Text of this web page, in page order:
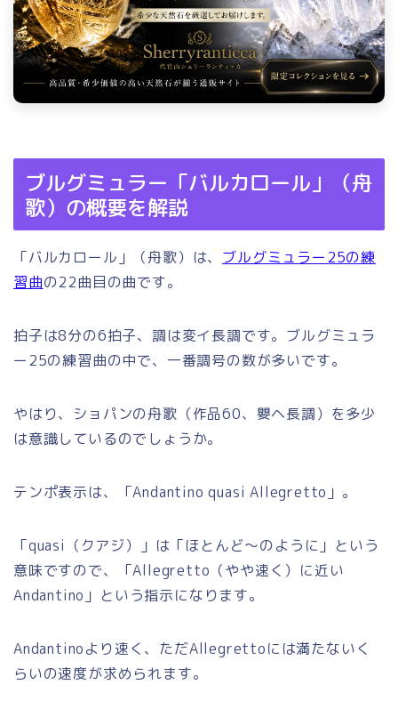
ブルグミュラー「バルカロール」（舟
歌）の概要を解説
「バルカロール」（舟歌）は、 ブルグミュラー25の練
習曲の22曲目の曲です。
拍子は8分の6拍子、調は変イ長調です。ブルグミュラ
ー25の練習曲の中で、一番調号の数が多いです。
やはり、ショパンの舟歌（作品60、嬰ヘ長調）を多少
は意識しているのでしょうか。
テンポ表示は、「Andantino quasi Allegretto」。
「quasi（クアジ）」は「ほとんど～のように」という
意味ですので、「Allegretto（やや速く）に近い
Andantino」という指示になります。
Andantinoより速く、ただAllegrettoには満たないく
らいの速度が求められます。